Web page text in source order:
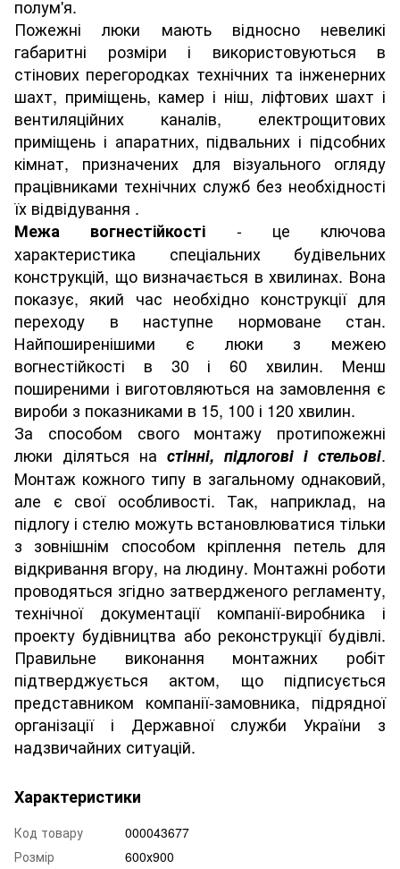
полум'я.
Пожежні люки мають відносно невеликі
габаритні розміри і використовуються в
стінових перегородках технічних та інженерних
шахт, приміщень, камер і ніш, ліфтових шахт і
вентиляційних каналів, електрощитових
приміщень і апаратних, підвальних і підсобних
кімнат, призначених для візуального огляду
працівниками технічних служб без необхідності
їх відвідування .
Межа вогнестійкості - це ключова
характеристика спеціальних будівельних
конструкцій, що визначається в хвилинах. Вона
показує, який час необхідно конструкції для
переходу в наступне нормоване стан.
Найпоширенішими є люки з межею
вогнестійкості в 30 і 60 хвилин. Менш
поширеними і виготовляються на замовлення є
вироби з показниками в 15, 100 і 120 хвилин.
За способом свого монтажу протипожежні
люки діляться на стінні, підлогові і стельові.
Монтаж кожного типу в загальному однаковий,
але є свої особливості. Так, наприклад, на
підлогу і стелю можуть встановлюватися тільки
з зовнішнім способом кріплення петель для
відкривання вгору, на людину. Монтажні роботи
проводяться згідно затвердженого регламенту,
технічної документації компанії-виробника і
проекту будівництва або реконструкції будівлі.
Правильне виконання монтажних робіт
підтверджується актом, що підписується
представником компанії-замовника, підрядної
організації і Державної служби України з
надзвичайних ситуацій.
Характеристики
Код товару
000043677
Розмір
600х900